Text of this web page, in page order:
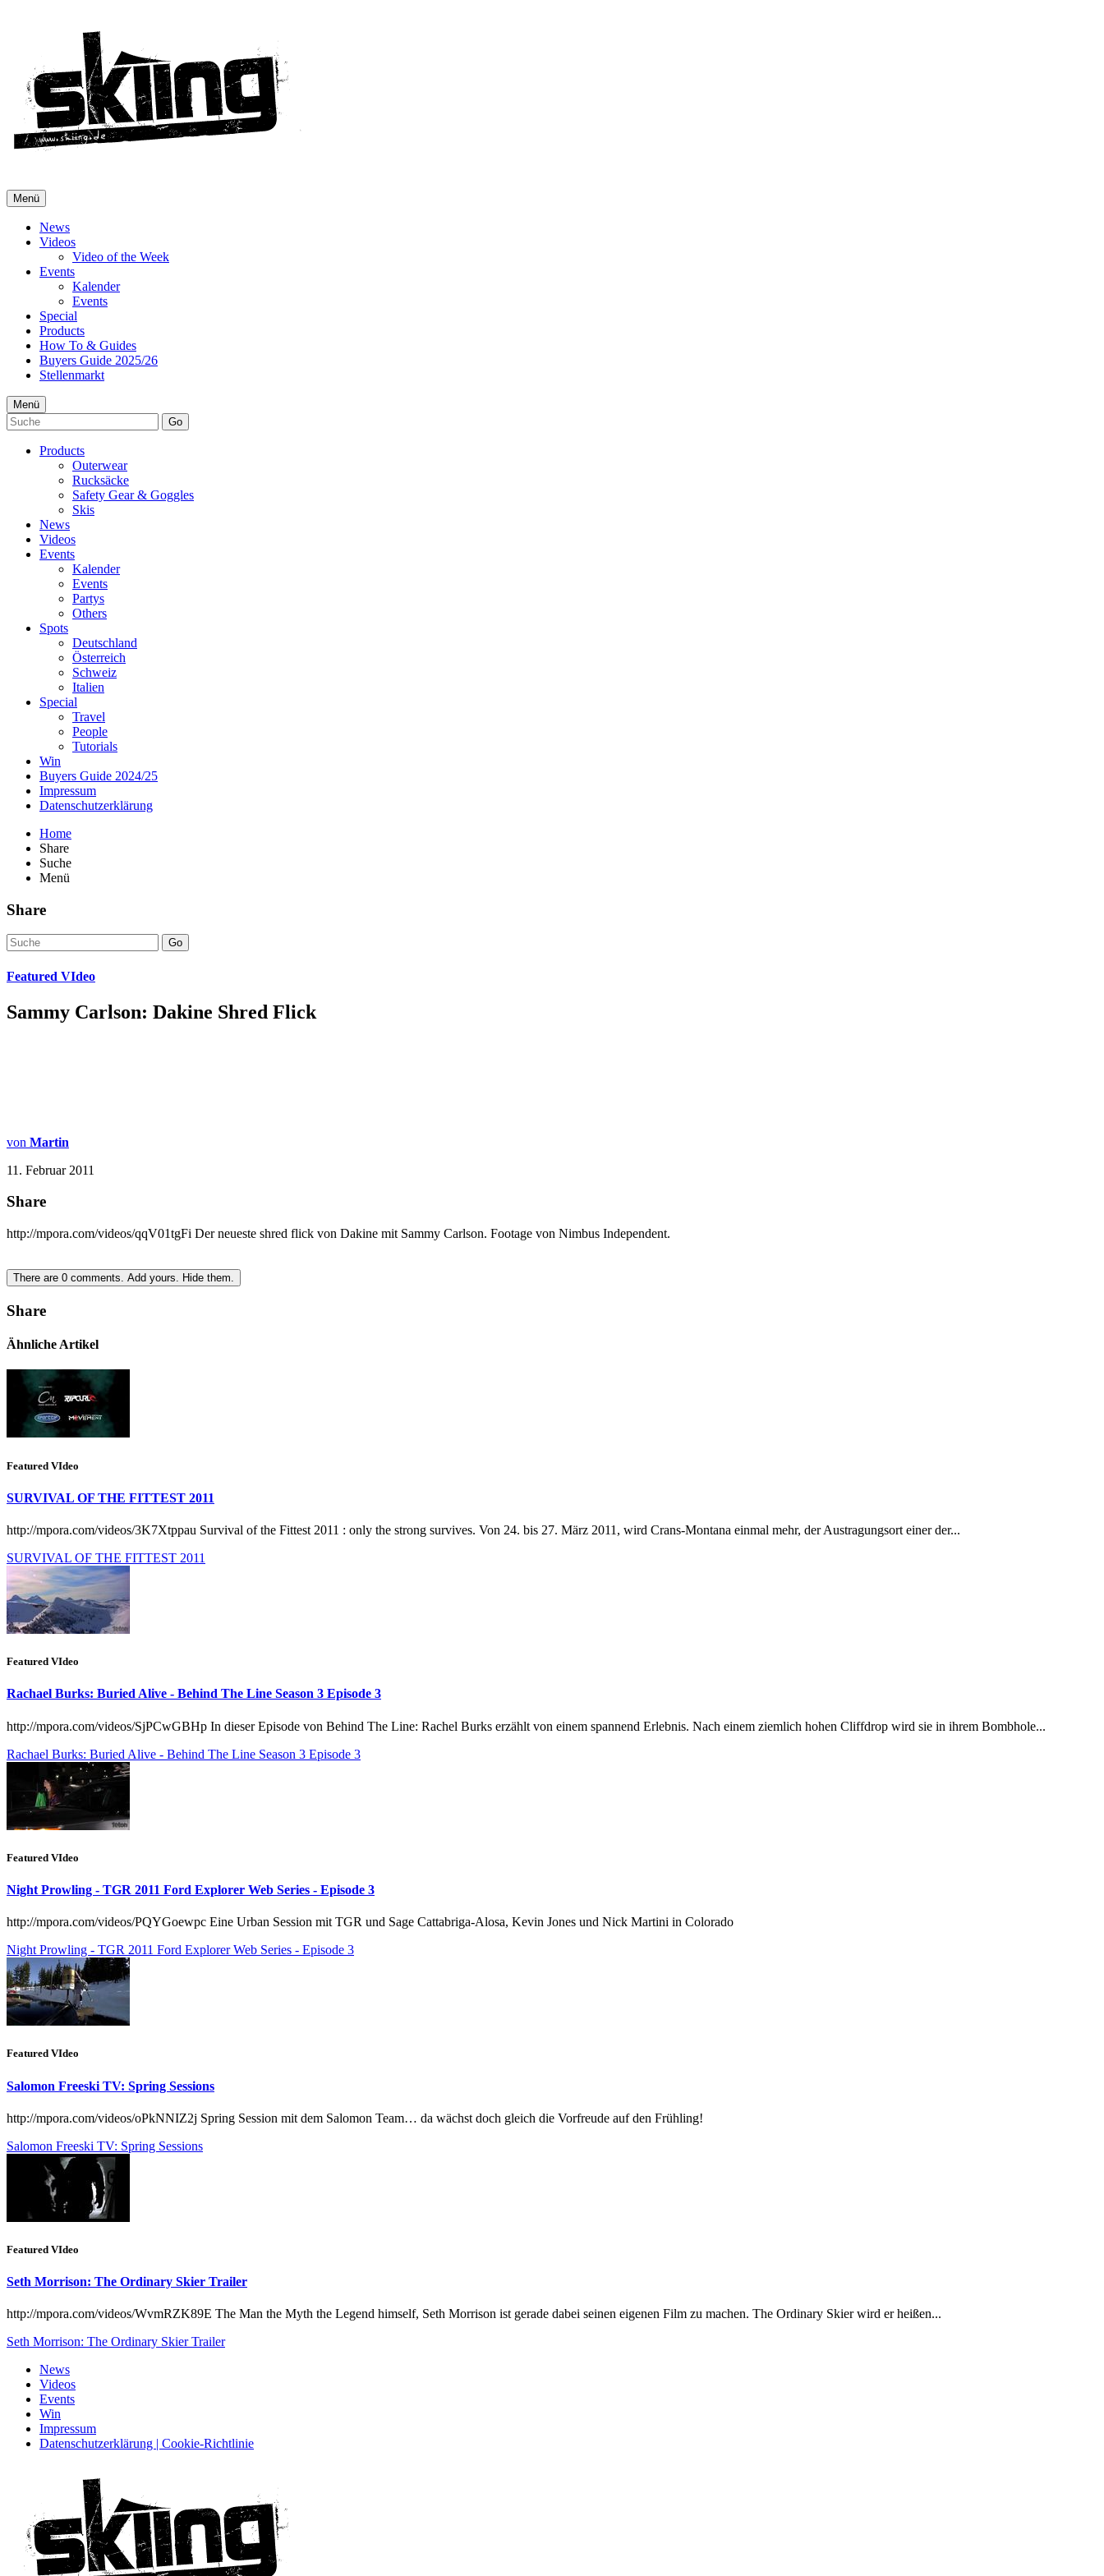
Menü
News
Videos
Video of the Week
Events
Kalender
Events
Special
Products
How To & Guides
Buyers Guide 2025/26
Stellenmarkt
Menü
Go
Products
Outerwear
Rucksäcke
Safety Gear & Goggles
Skis
News
Videos
Events
Kalender
Events
Partys
Others
Spots
Deutschland
Österreich
Schweiz
Italien
Special
Travel
People
Tutorials
Win
Buyers Guide 2024/25
Impressum
Datenschutzerklärung
Home
Share
Suche
Menü
Share
Go
Featured VIdeo
Sammy Carlson: Dakine Shred Flick
von Martin
11. Februar 2011
Share
http://mpora.com/videos/qqV01tgFi Der neueste shred flick von Dakine mit Sammy Carlson. Footage von Nimbus Independent.
There are 0 comments. Add yours. Hide them.
Share
Ähnliche Artikel
Featured VIdeo
SURVIVAL OF THE FITTEST 2011
http://mpora.com/videos/3K7Xtppau Survival of the Fittest 2011 : only the strong survives. Von 24. bis 27. März 2011, wird Crans-Montana einmal mehr, der Austragungsort einer der...
SURVIVAL OF THE FITTEST 2011
Featured VIdeo
Rachael Burks: Buried Alive - Behind The Line Season 3 Episode 3
http://mpora.com/videos/SjPCwGBHp In dieser Episode von Behind The Line: Rachel Burks erzählt von einem spannend Erlebnis. Nach einem ziemlich hohen Cliffdrop wird sie in ihrem Bombhole...
Rachael Burks: Buried Alive - Behind The Line Season 3 Episode 3
Featured VIdeo
Night Prowling - TGR 2011 Ford Explorer Web Series - Episode 3
http://mpora.com/videos/PQYGoewpc Eine Urban Session mit TGR und Sage Cattabriga-Alosa, Kevin Jones und Nick Martini in Colorado
Night Prowling - TGR 2011 Ford Explorer Web Series - Episode 3
Featured VIdeo
Salomon Freeski TV: Spring Sessions
http://mpora.com/videos/oPkNNIZ2j Spring Session mit dem Salomon Team… da wächst doch gleich die Vorfreude auf den Frühling!
Salomon Freeski TV: Spring Sessions
Featured VIdeo
Seth Morrison: The Ordinary Skier Trailer
http://mpora.com/videos/WvmRZK89E The Man the Myth the Legend himself, Seth Morrison ist gerade dabei seinen eigenen Film zu machen. The Ordinary Skier wird er heißen...
Seth Morrison: The Ordinary Skier Trailer
News
Videos
Events
Win
Impressum
Datenschutzerklärung | Cookie-Richtlinie